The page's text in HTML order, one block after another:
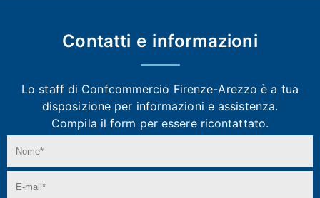
Contatti e informazioni
Lo staff di Confcommercio Firenze-Arezzoè a tua
disposizione per informazioni e assistenza.
Compila il form per essere ricontattato.